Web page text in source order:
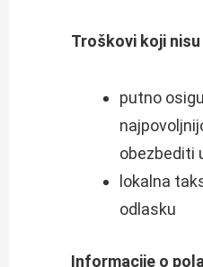
Troškovi koji
putno
obezbediti
lokalna
odlasku
Informacije o